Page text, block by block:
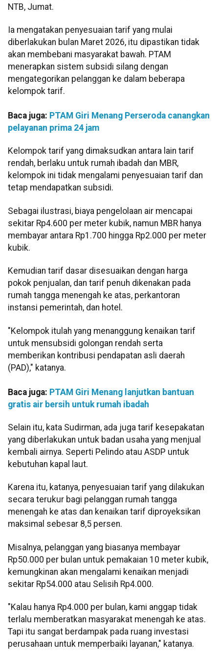
NTB, Jumat.
Ia mengatakan penyesuaian tarif yang mulai
diberlakukan bulan Maret 2026, itu dipastikan tidak
akan membebani masyarakat bawah. PTAM
menerapkan sistem subsidi silang dengan
mengategorikan pelanggan ke dalam beberapa
kelompok tarif.
Baca juga: PTAM Giri Menang Perseroda canangkan
pelayanan prima 24 jam
Kelompok tarif yang dimaksudkan antara lain tarif
rendah, berlaku untuk rumah ibadah dan MBR,
kelompok ini tidak mengalami penyesuaian tarif dan
tetap mendapatkan subsidi.
Sebagai ilustrasi, biaya pengelolaan air mencapai
sekitar Rp4.600 per meter kubik, namun MBR hanya
membayar antara Rp1.700 hingga Rp2.000 per meter
kubik.
Kemudian tarif dasar disesuaikan dengan harga
pokok penjualan, dan tarif penuh dikenakan pada
rumah tangga menengah ke atas, perkantoran
instansi pemerintah, dan hotel.
"Kelompok itulah yang menanggung kenaikan tarif
untuk mensubsidi golongan rendah serta
memberikan kontribusi pendapatan asli daerah
(PAD)," katanya.
Baca juga: PTAM Giri Menang lanjutkan bantuan
gratis air bersih untuk rumah ibadah
Selain itu, kata Sudirman, ada juga tarif kesepakatan
yang diberlakukan untuk badan usaha yang menjual
kembali airnya. Seperti Pelindo atau ASDP untuk
kebutuhan kapal laut.
Karena itu, katanya, penyesuaian tarif yang dilakukan
secara terukur bagi pelanggan rumah tangga
menengah ke atas dan kenaikan tarif diproyeksikan
maksimal sebesar 8,5 persen.
Misalnya, pelanggan yang biasanya membayar
Rp50.000 per bulan untuk pemakaian 10 meter kubik,
kemungkinan akan mengalami kenaikan menjadi
sekitar Rp54.000 atau Selisih Rp4.000.
"Kalau hanya Rp4.000 per bulan, kami anggap tidak
terlalu memberatkan masyarakat menengah ke atas.
Tapi itu sangat berdampak pada ruang investasi
perusahaan untuk memperbaiki layanan," katanya.